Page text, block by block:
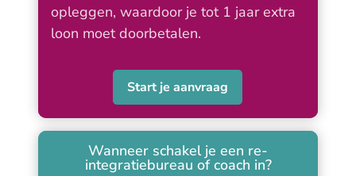
opleggen, waardoor je tot 1 jaar extra
loon moet doorbetalen.
Start je aanvraag
Wanneer schakel je een re-
integratiebureau of coach in?